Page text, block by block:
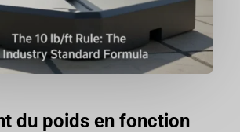
du poids en fonction